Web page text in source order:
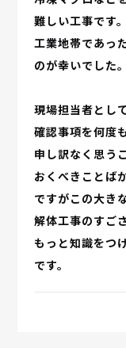
難しい工事です。
工業地帯であっ
のが幸いでした。
現場担当者とし
確認事項を何度
申し訳なく思う
おくべきことば
ですがこの大き
解体工事のすご
もっと知識をつ
です。